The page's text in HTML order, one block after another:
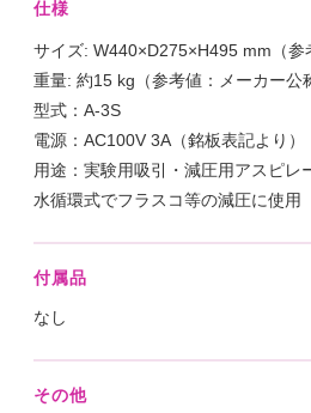
仕様
サイズ: W440×D275×H495 mm（参
重量: 約15 kg（参考値：メーカー公
型式：A-3S
電源：AC100V 3A（銘板表記より）
用途：実験用吸引・減圧用アスピレ
水循環式でフラスコ等の減圧に使用
付属品
なし
その他